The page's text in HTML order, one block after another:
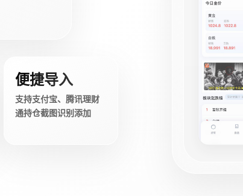
便捷导入
支持支付宝、腾讯理财
通持仓截图识别添加